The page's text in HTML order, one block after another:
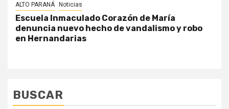
ALTO PARANÁ Noticias
Escuela Inmaculado Corazón de María
denuncia nuevo hecho de vandalismo y robo
en Hernandarias
BUSCAR